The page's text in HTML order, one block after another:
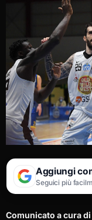
Aggiungi
Seguici più
Comunicato a cura